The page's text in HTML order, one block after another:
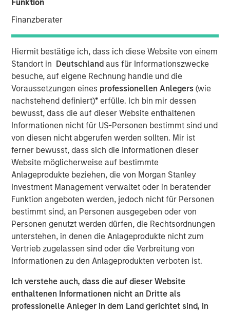
Funktion
Finanzberater
Hiermit bestätige ich, dass ich diese Website von einem
Standort in Deutschland aus für Informationszwecke
besuche, auf eigene Rechnung handle und die
Voraussetzungen eines professionellen Anlegers(wie
nachstehend definiert)* erfülle. Ich bin mir dessen
bewusst, dass die auf dieser Website enthaltenen
Informationen nicht für US-Personen bestimmt sind und
von diesen nicht abgerufen werden sollten. Mir ist
ferner bewusst, dass sich die Informationen dieser
Website möglicherweise auf bestimmte
Anlageprodukte beziehen, die von Morgan Stanley
Investment Management verwaltet oder in beratender
Funktion angeboten werden, jedoch nicht für Personen
bestimmt sind, an Personen ausgegeben oder von
Personen genutzt werden dürfen, die Rechtsordnungen
unterstehen, in denen die Anlageprodukte nicht zum
Vertrieb zugelassen sind oder die Verbreitung von
Informationen zu den Anlageprodukten verboten ist.
Ich verstehe auch, dass die auf dieser Website
enthaltenen Informationen nicht an Dritte als
professionelle Anleger in dem Land gerichtet sind, in
Managing Director
Uday Tharar
Vice President
A common thread across emerging markets is an
improvement in their terms of trade, which is helping to
strengthen external balances, support currencies and
improve the earnings outlook for domestically-oriented
sectors. Paul Psaila and Uday Tharar explain.
Download – Terms of Trade
Emerging Markets Equity Team
The Emerging Markets Equity team combines deep
expertise and local presence in global markets with an
to invest in core and growth-oriented portfolios across
non-U.S. markets.